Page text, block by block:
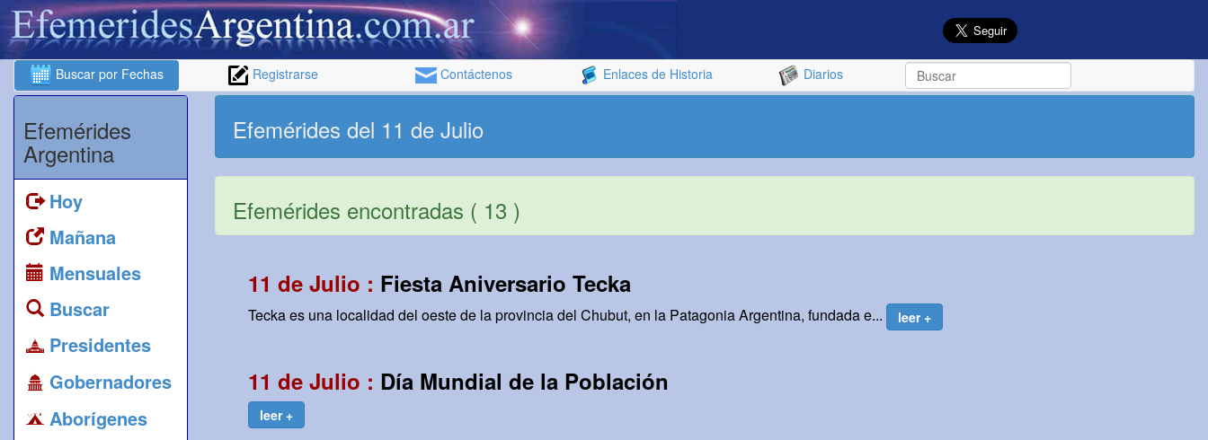
Buscar por Fechas Registrarse Contáctenos Enlaces de Historia Diarios
Efemérides
Argentina
Hoy
Mañana
Mensuales
Buscar
Presidentes
Gobernadores
Aborígenes
Efemérides del 11 de Julio
Efemérides encontradas ( 13 )
11 de Julio : Fiesta Aniversario Tecka
Tecka es una localidad del oeste de la provincia del Chubut, en la Patagonia Argentina, fundada e... leer +
11 de Julio : Día Mundial de la Población
leer +